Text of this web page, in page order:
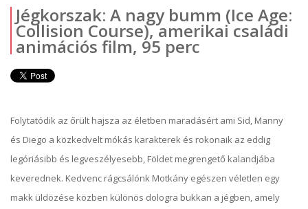
Jégkorszak: A nagy bumm (Ice Age:
Collision Course), amerikai családi
animációs film, 95 perc
Folytatódik az őrült hajsza az életben maradásért ami Sid, Manny
és Diego a közkedvelt mókás karakterek és rokonaik az eddig
legóriásibb és legveszélyesebb, Földet megrengető kalandjába
keverednek. Kedvenc rágcsálónk Motkány egészen véletlen egy
makk üldözése közben különös dologra bukkan a jégben, amely